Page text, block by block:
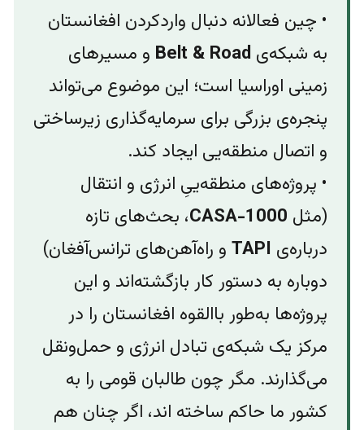
• چین فعالانه دنبال واردکردن افغانستان
به شبکه‌ی ‌ Belt & Road و مسیرهای
زمینی اوراسیا است؛ این موضوع می‌تواند
پنجره‌ی بزرگی برای سرمایه‌گذاری زیرساختی
و اتصال منطقه‌‌یی ایجاد کند.
• پروژه‌های منطقه‌ییِ انرژی و انتقال
(مثل CASA-1000، بحث‌های تازه
درباره‌ی TAPI و راه‌آهن‌های ترانس‌آفغان)
دوباره به دستور کار بازگشته‌اند و این
پروژه‌ها به‌طور باالقوه افغانستان را در
مرکز یک شبکه‌ی تبادل انرژی و حمل‌ونقل
می‌گذارند. مگر چون طالبان قومی را به
کشور ما حاکم ساخته اند، اگر چنان هم